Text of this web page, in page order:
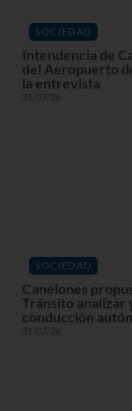
SOCIEDAD
Intendencia de
del Aeropuerto
la entrevista
31/07/26
SOCIEDAD
Canelones
Tránsito analizar
conducción
31/07/26